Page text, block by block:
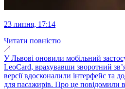
23 липня, 17:14
Читати повністю
У Львові оновили мобільний
LeoCard, врахувавши зворотний
версії вдосконалили інтерфейс та
для пасажирів. Про це